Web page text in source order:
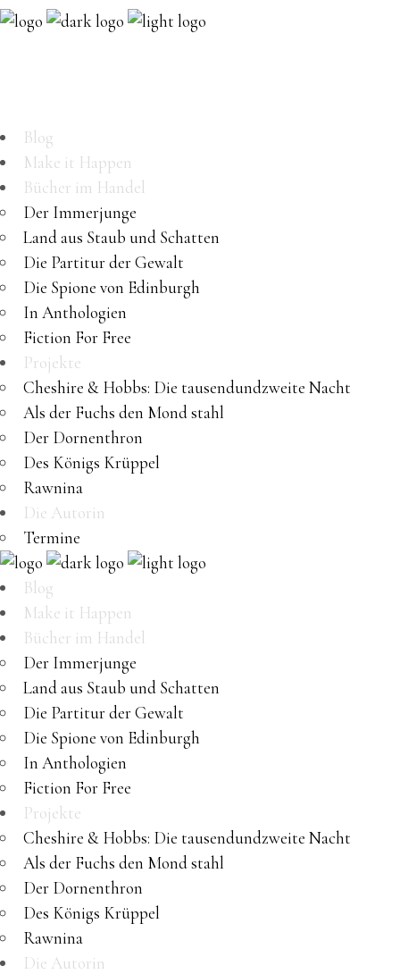
Blog
Make it Happen
Bücher im Handel
Der Immerjunge
Land aus Staub und Schatten
Die Partitur der Gewalt
Die Spione von Edinburgh
In Anthologien
Fiction For Free
Projekte
Cheshire & Hobbs: Die tausendundzweite Nacht
Als der Fuchs den Mond stahl
Der Dornenthron
Des Königs Krüppel
Rawnina
Die Autorin
Termine
Blog
Make it Happen
Bücher im Handel
Der Immerjunge
Land aus Staub und Schatten
Die Partitur der Gewalt
Die Spione von Edinburgh
In Anthologien
Fiction For Free
Projekte
Cheshire & Hobbs: Die tausendundzweite Nacht
Als der Fuchs den Mond stahl
Der Dornenthron
Des Königs Krüppel
Rawnina
Die Autorin